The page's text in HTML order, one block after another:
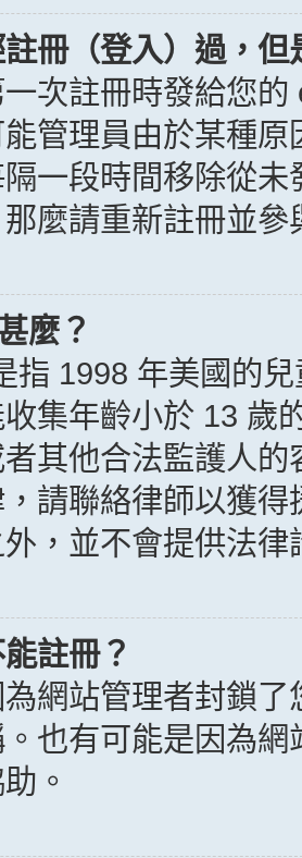
冊（登入）過，
次註冊時發給您
管理員由於某種
一段時間移除從
麼請重新註冊並參
麼？
指 1998 年美國的
集年齡小於 13 歲
其他合法監護人
請聯絡律師以獲
，並不會提供法
註冊？
網站管理者封鎖
也有可能是因為
。